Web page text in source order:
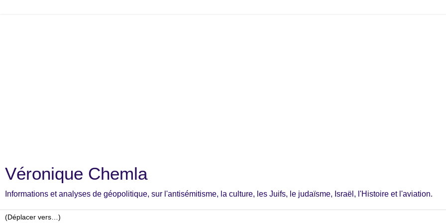
Véronique Chemla
Informations et analyses de géopolitique, sur l'antisémitisme, la culture, les Juifs, le judaïsme, Israël, l'Histoire et l'aviation.